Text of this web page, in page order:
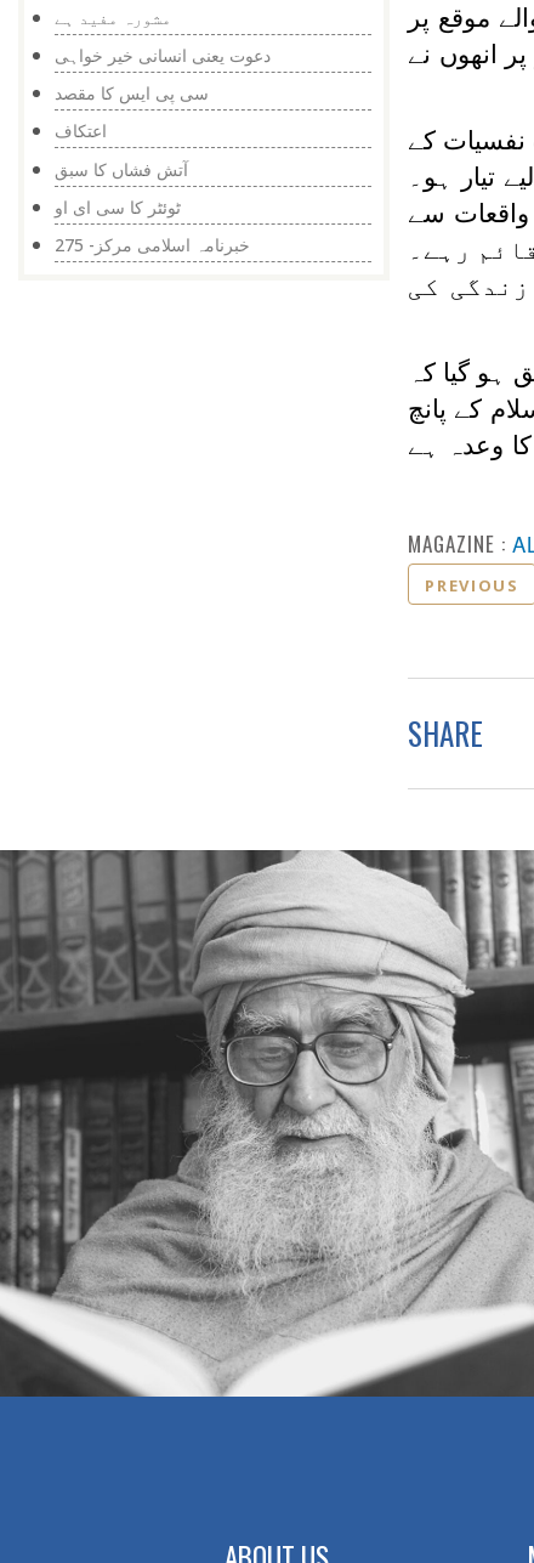
موقع پر
انھوں نے
نفسیات کے
تیار ہو۔
سے
رہے۔
کی
ہو گیا کہ
کے پانچ
وعدہ ہے
MAGAZINE :
PREVIOUS
SHARE
مشورہ مفید ہے
دعوت یعنی انسانی خیر خواہی
سی پی ایس کا مقصد
اعتکاف
آتش فشاں کا سبق
ٹوئٹر کا سی ای او
خبرنامہ اسلامی مرکز- 275